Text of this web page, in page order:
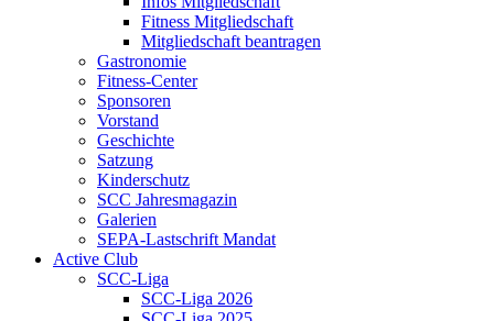
Fitness Mitgliedschaft
Mitgliedschaft beantragen
Gastronomie
Fitness-Center
Sponsoren
Vorstand
Geschichte
Satzung
Kinderschutz
SCC Jahresmagazin
Galerien
SEPA-Lastschrift Mandat
Active Club
SCC-Liga
SCC-Liga 2026